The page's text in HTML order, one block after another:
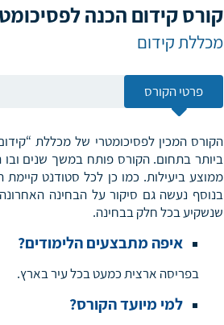
קורס קידום הכנה
מכללת קידום
פרטי הקורס
הקורס המכין לפסיכומטרי של מכללת
ביותר בתחום. הקורס פותח במשך שנים
ממוצע ביעילות. כמו כן לכל סטודנט
בנוסף נעשה גם סיקור על הבחינה
שנשקיע בכל חלק בבחינה.
איפה מתבצעים הלימודים?
בפריסה ארצית כמעט בכל עיר בארץ.
למי מיועד הקורס?